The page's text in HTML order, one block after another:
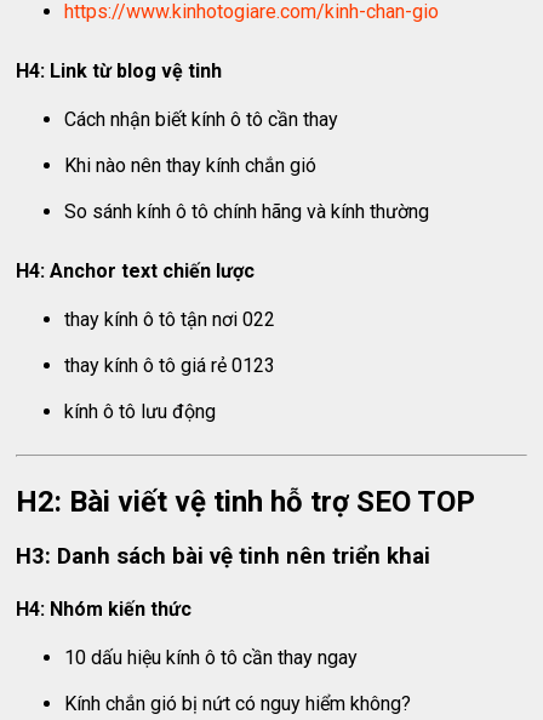
https://www.kinhotogiare.com/kinh-chan-gio
H4: Link từ blog vệ tinh
Cách nhận biết kính ô tô cần thay
Khi nào nên thay kính chắn gió
So sánh kính ô tô chính hãng và kính thường
H4: Anchor text chiến lược
thay kính ô tô tận nơi 022
thay kính ô tô giá rẻ 0123
kính ô tô lưu động
H2: Bài viết vệ tinh hỗ trợ SEO TOP
H3: Danh sách bài vệ tinh nên triển khai
H4: Nhóm kiến thức
10 dấu hiệu kính ô tô cần thay ngay
Kính chắn gió bị nứt có nguy hiểm không?